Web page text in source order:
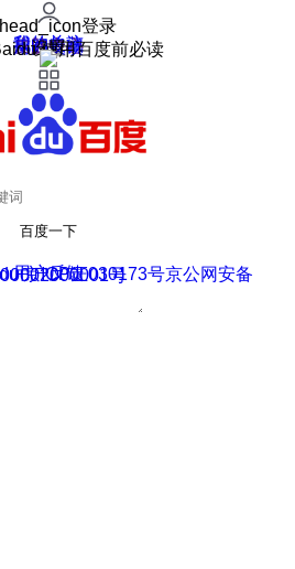
登录
我的关注
我的收藏
皮肤中心
用户反馈
设置
使用百度前必读
百度一下
用户反馈
京ICP证030173号
安备11000002000001号